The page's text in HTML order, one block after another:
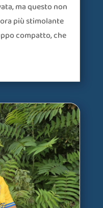
ma questo non
più stimolante
compatto, che